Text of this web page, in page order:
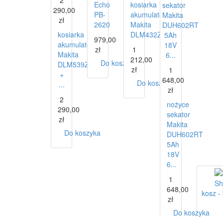
kosz -
290,00
zł
kosiarka
akumulatorowa
Makita
DLM539Z
+
...
2
290,00
zł
Do koszyka
Echo
PB-
2620
979,00
zł
Do koszyka
kosiarka
akumulatorowa
Makita
DLM432Z
1
212,00
zł
Do koszyka
sekator
Makita
DUH602RT
5Ah
18V
6...
1
648,00
zł
nożyce
sekator
Makita
DUH602RT
5Ah
18V
6...
1
648,00
zł
Do koszyka